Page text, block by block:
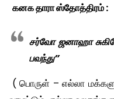
கனக தாரா ஸ்தோத்திரம் :
சர்வோ ஜனாஹா
பவந்து”
( பொருள் – எல்லா